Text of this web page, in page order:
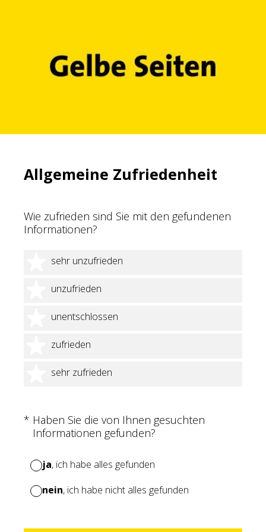
Allgemeine Zufriedenheit
Wie zufrieden sind Sie mit den gefundenen
Informationen?
sehr unzufrieden
1 Stern
unzufrieden
2 Sterne
unentschlossen
3 Sterne
zufrieden
4 Sterne
sehr zufrieden
5 Sterne
* Haben Sie die von Ihnen gesuchten
Informationen gefunden?
(Erforderlich.)
ja, ich habe alles gefunden
nein, ich habe nicht alles gefunden